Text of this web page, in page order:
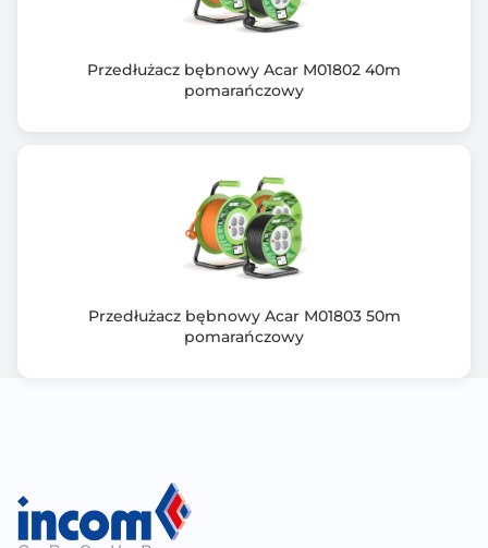
Przedłużacz bębnowy Acar M01802 40m
pomarańczowy
Przedłużacz bębnowy Acar M01803 50m
pomarańczowy